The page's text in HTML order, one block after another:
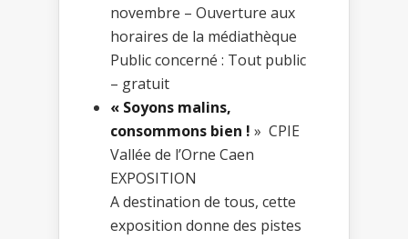
novembre – Ouverture aux
horaires de la médiathèque
Public concerné : Tout public
– gratuit
« Soyons malins,
consommons bien ! » CPIE
Vallée de l’Orne Caen
EXPOSITION
A destination de tous, cette
exposition donne des pistes